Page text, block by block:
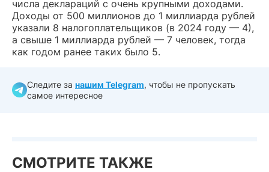
числа деклараций с очень крупными доходами.
Доходы от 500 миллионов до 1 миллиарда рублей
указали 8 налогоплательщиков (в 2024 году — 4),
а свыше 1 миллиарда рублей — 7 человек, тогда
как годом ранее таких было 5.
Следите за нашим Telegram, чтобы не пропускать
самое интересное
СМОТРИТЕ ТАКЖЕ